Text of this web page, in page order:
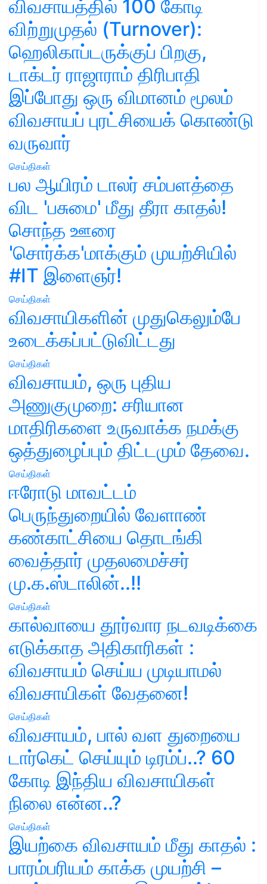
விவசாயத்தில் 100 கோடி
விற்றுமுதல் (Turnover):
ஹெலிகாப்டருக்குப் பிறகு,
டாக்டர் ராஜாராம் திரிபாதி
இப்போது ஒரு விமானம் மூலம்
விவசாயப் புரட்சியைக் கொண்டு
வருவார்
செய்திகள்
பல ஆயிரம் டாலர் சம்பளத்தை
விட 'பசுமை' மீது தீரா காதல்!
சொந்த ஊரை
'சொர்க்க'மாக்கும் முயற்சியில்
#IT இளைஞர்!
செய்திகள்
விவசாயிகளின் முதுகெலும்பே
உடைக்கப்பட்டுவிட்டது
செய்திகள்
விவசாயம், ஒரு புதிய
அணுகுமுறை: சரியான
மாதிரிகளை உருவாக்க நமக்கு
ஒத்துழைப்பும் திட்டமும் தேவை.
செய்திகள்
ஈரோடு மாவட்டம்
பெருந்துறையில் வேளாண்
கண்காட்சியை தொடங்கி
வைத்தார் முதலமைச்சர்
மு.க.ஸ்டாலின்..!!
செய்திகள்
கால்வாயை தூர்வார நடவடிக்கை
எடுக்காத அதிகாரிகள் :
விவசாயம் செய்ய முடியாமல்
விவசாயிகள் வேதனை!
செய்திகள்
விவசாயம், பால் வள துறையை
டார்கெட் செய்யும் டிரம்ப்..? 60
கோடி இந்திய விவசாயிகள்
நிலை என்ன..?
செய்திகள்
இயற்கை விவசாயம் மீது காதல் :
பாரம்பரியம் காக்க முயற்சி –